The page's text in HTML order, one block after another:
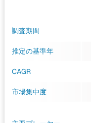
調査期間
推定の基準年
CAGR
市場集中度